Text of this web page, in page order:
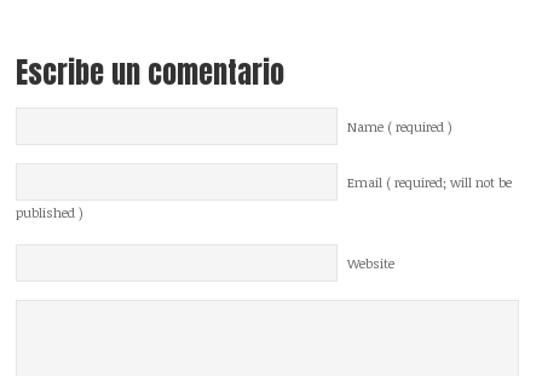
Escribe un comentario
Name ( required )
Email ( required; will not be
published )
Website